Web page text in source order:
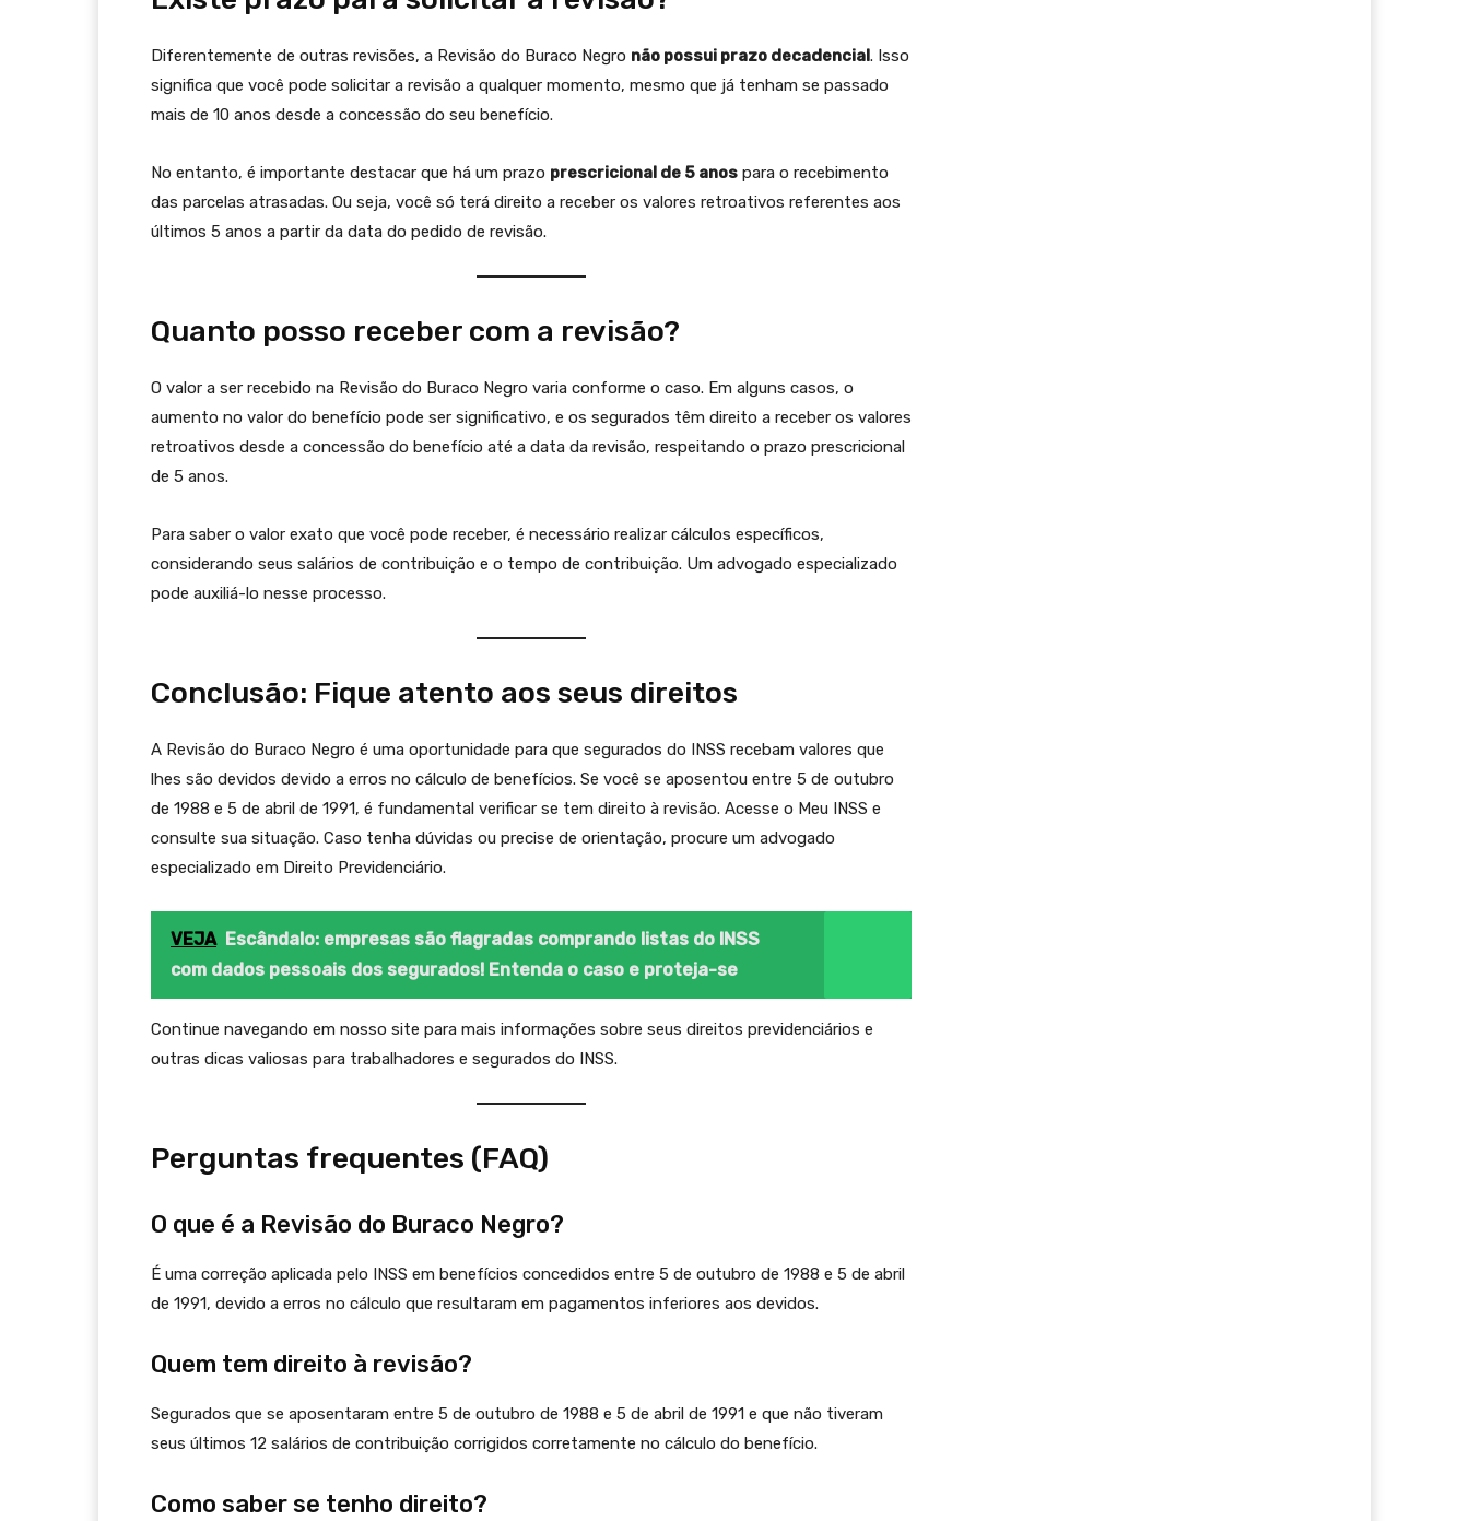
Diferentemente de outras revisões, a Revisão do Buraco Negro não possui prazo decadencial. Isso
significa que você pode solicitar a revisão a qualquer momento, mesmo que já tenham se passado
mais de 10 anos desde a concessão do seu benefício.
No entanto, é importante destacar que há um prazo prescricional de 5 anos para o recebimento
das parcelas atrasadas. Ou seja, você só terá direito a receber os valores retroativos referentes aos
últimos 5 anos a partir da data do pedido de revisão.
Quanto posso receber com a revisão?
O valor a ser recebido na Revisão do Buraco Negro varia conforme o caso. Em alguns casos, o
aumento no valor do benefício pode ser significativo, e os segurados têm direito a receber os valores
retroativos desde a concessão do benefício até a data da revisão, respeitando o prazo prescricional
de 5 anos.
Para saber o valor exato que você pode receber, é necessário realizar cálculos específicos,
considerando seus salários de contribuição e o tempo de contribuição. Um advogado especializado
pode auxiliá-lo nesse processo.
Conclusão: Fique atento aos seus direitos
A Revisão do Buraco Negro é uma oportunidade para que segurados do INSS recebam valores que
lhes são devidos devido a erros no cálculo de benefícios. Se você se aposentou entre 5 de outubro
de 1988 e 5 de abril de 1991, é fundamental verificar se tem direito à revisão. Acesse o Meu INSS e
consulte sua situação. Caso tenha dúvidas ou precise de orientação, procure um advogado
especializado em Direito Previdenciário.
VEJA Escândalo: empresas são flagradas comprando listas do INSS
com dados pessoais dos segurados! Entenda o caso e proteja-se
Continue navegando em nosso site para mais informações sobre seus direitos previdenciários e
outras dicas valiosas para trabalhadores e segurados do INSS.
Perguntas frequentes (FAQ)
O que é a Revisão do Buraco Negro?
É uma correção aplicada pelo INSS em benefícios concedidos entre 5 de outubro de 1988 e 5 de abril
de 1991, devido a erros no cálculo que resultaram em pagamentos inferiores aos devidos.
Quem tem direito à revisão?
Segurados que se aposentaram entre 5 de outubro de 1988 e 5 de abril de 1991 e que não tiveram
seus últimos 12 salários de contribuição corrigidos corretamente no cálculo do benefício.
Como saber se tenho direito?